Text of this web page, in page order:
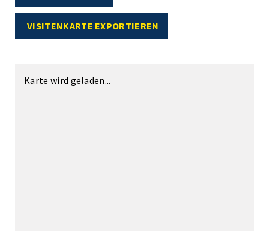
VISITENKARTE EXPORTIEREN
Karte wird geladen...